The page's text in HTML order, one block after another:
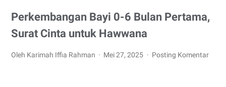
Perkembangan Bayi 0-6 Bulan Pertama,
Surat Cinta untuk Hawwana
Oleh Karimah Iffia Rahman Mei 27, 2025 Posting Komentar